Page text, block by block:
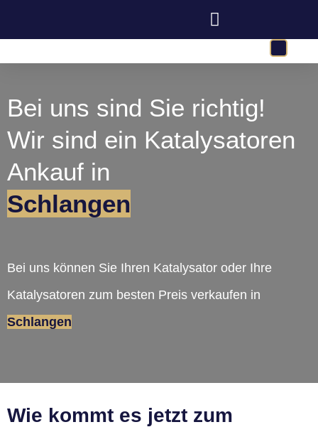
Bei uns sind Sie richtig!
Wir sind ein Katalysatoren
Ankauf in
Schlangen
Bei uns können Sie Ihren Katalysator oder Ihre
Katalysatoren zum besten Preis verkaufen in
Schlangen
Wie kommt es jetzt zum